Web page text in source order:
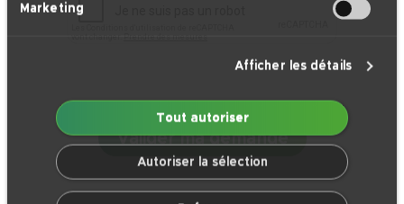
Marketing
Afficher les détails
Tout autoriser
Autoriser la sélection